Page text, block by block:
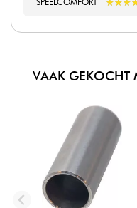
VAAK GEKOCHT